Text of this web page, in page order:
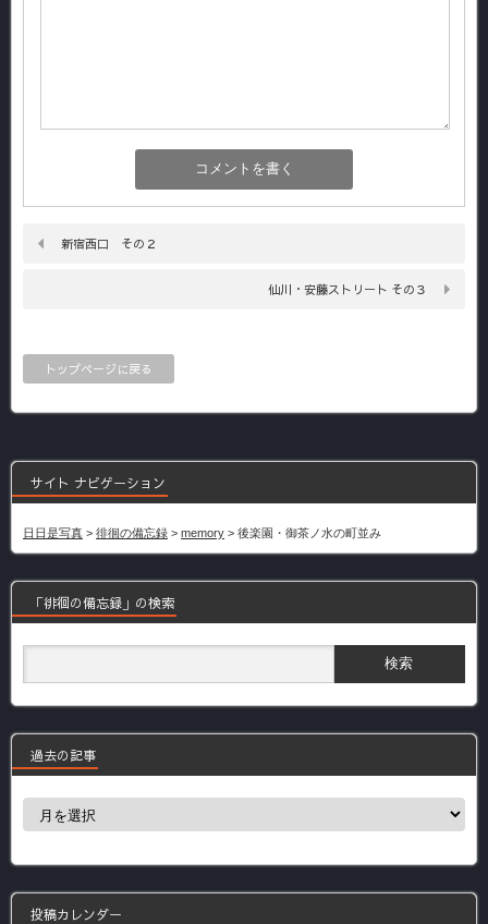
新宿西口 その２
仙川・安藤ストリート その３
トップページに戻る
サイト ナビゲーション
日日是写真 > 徘徊の備忘録 > memory > 後楽園・御茶ノ水の町並み
「徘徊の備忘録」の検索
過去の記事
過
事
投稿カレンダー